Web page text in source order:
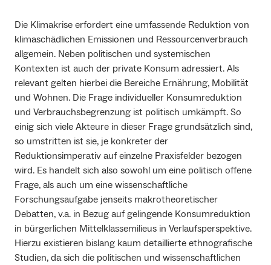
Die Klimakrise erfordert eine umfassende Reduktion von
klimaschädlichen Emissionen und Ressourcenverbrauch
allgemein. Neben politischen und systemischen
Kontexten ist auch der private Konsum adressiert. Als
relevant gelten hierbei die Bereiche Ernährung, Mobilität
und Wohnen. Die Frage individueller Konsumreduktion
und Verbrauchsbegrenzung ist politisch umkämpft. So
einig sich viele Akteure in dieser Frage grundsätzlich sind,
so umstritten ist sie, je konkreter der
Reduktionsimperativ auf einzelne Praxisfelder bezogen
wird. Es handelt sich also sowohl um eine politisch offene
Frage, als auch um eine wissenschaftliche
Forschungsaufgabe jenseits makrotheoretischer
Debatten, v.a. in Bezug auf gelingende Konsumreduktion
in bürgerlichen Mittelklassemilieus in Verlaufsperspektive.
Hierzu existieren bislang kaum detaillierte ethnografische
Studien, da sich die politischen und wissenschaftlichen